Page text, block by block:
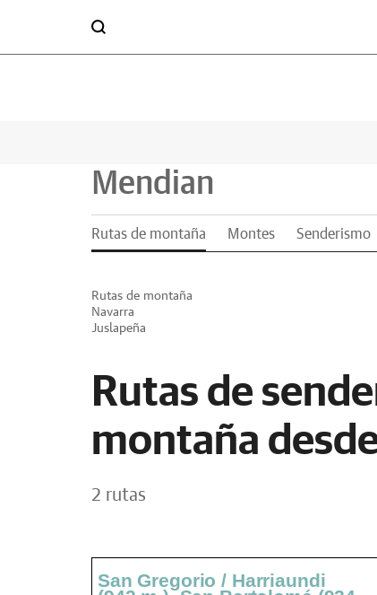
Mendian
Rutas de montaña Montes Senderismo
Rutas de montaña
Navarra
Juslapeña
Rutas de
montaña
2 rutas
San Gregorio / Harriaundi